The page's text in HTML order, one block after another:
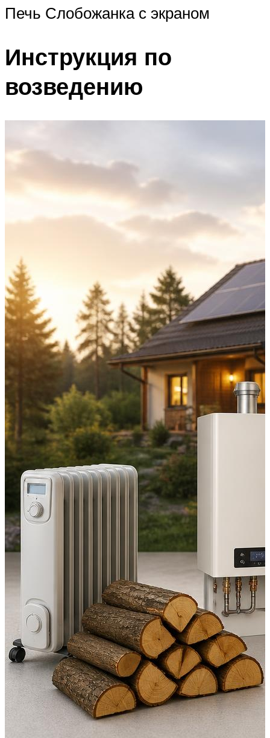
Печь Слобожанка с экраном
Инструкция по
возведению